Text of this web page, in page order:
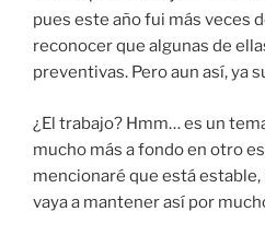
pues este año fui más veces
reconocer que algunas de
preventivas. Pero aun así, ya
¿El trabajo? Hmm… es un
mucho más a fondo en otro
mencionaré que está
vaya a mantener así por